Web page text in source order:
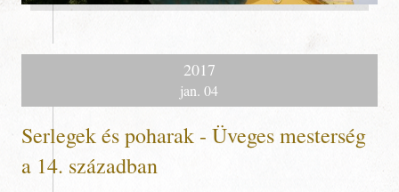
2017
jan. 04
Serlegek és poharak - Üveges mesterség
a 14. században